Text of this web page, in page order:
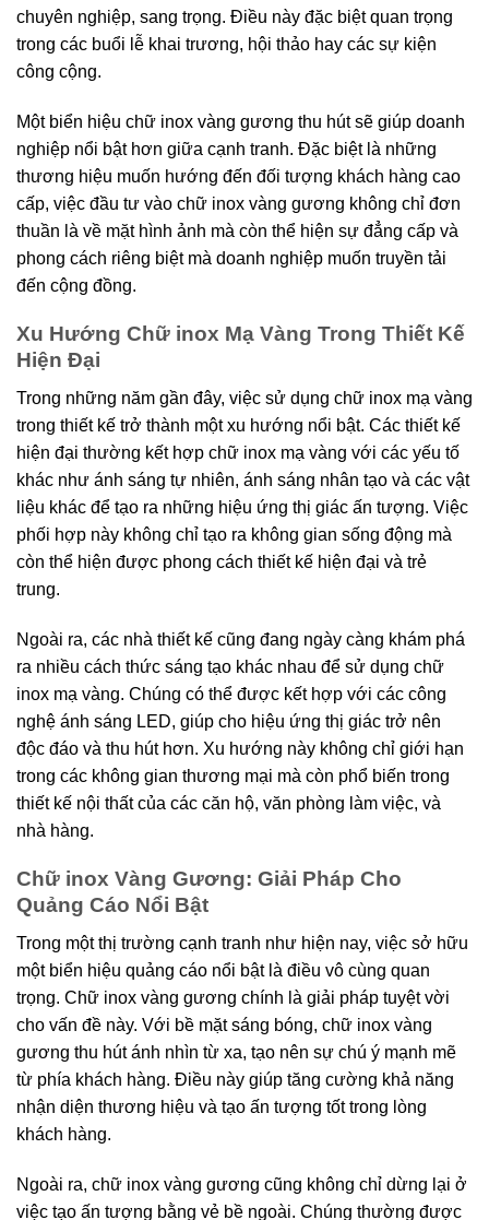
chuyên nghiệp, sang trọng. Điều này đặc biệt quan trọng
trong các buổi lễ khai trương, hội thảo hay các sự kiện
công cộng.
Một biển hiệu chữ inox vàng gương thu hút sẽ giúp doanh
nghiệp nổi bật hơn giữa cạnh tranh. Đặc biệt là những
thương hiệu muốn hướng đến đối tượng khách hàng cao
cấp, việc đầu tư vào chữ inox vàng gương không chỉ đơn
thuần là về mặt hình ảnh mà còn thể hiện sự đẳng cấp và
phong cách riêng biệt mà doanh nghiệp muốn truyền tải
đến cộng đồng.
Xu Hướng Chữ inox Mạ Vàng Trong Thiết Kế
Hiện Đại
Trong những năm gần đây, việc sử dụng chữ inox mạ vàng
trong thiết kế trở thành một xu hướng nổi bật. Các thiết kế
hiện đại thường kết hợp chữ inox mạ vàng với các yếu tố
khác như ánh sáng tự nhiên, ánh sáng nhân tạo và các vật
liệu khác để tạo ra những hiệu ứng thị giác ấn tượng. Việc
phối hợp này không chỉ tạo ra không gian sống động mà
còn thể hiện được phong cách thiết kế hiện đại và trẻ
trung.
Ngoài ra, các nhà thiết kế cũng đang ngày càng khám phá
ra nhiều cách thức sáng tạo khác nhau để sử dụng chữ
inox mạ vàng. Chúng có thể được kết hợp với các công
nghệ ánh sáng LED, giúp cho hiệu ứng thị giác trở nên
độc đáo và thu hút hơn. Xu hướng này không chỉ giới hạn
trong các không gian thương mại mà còn phổ biến trong
thiết kế nội thất của các căn hộ, văn phòng làm việc, và
nhà hàng.
Chữ inox Vàng Gương: Giải Pháp Cho
Quảng Cáo Nổi Bật
Trong một thị trường cạnh tranh như hiện nay, việc sở hữu
một biển hiệu quảng cáo nổi bật là điều vô cùng quan
trọng. Chữ inox vàng gương chính là giải pháp tuyệt vời
cho vấn đề này. Với bề mặt sáng bóng, chữ inox vàng
gương thu hút ánh nhìn từ xa, tạo nên sự chú ý mạnh mẽ
từ phía khách hàng. Điều này giúp tăng cường khả năng
nhận diện thương hiệu và tạo ấn tượng tốt trong lòng
khách hàng.
Ngoài ra, chữ inox vàng gương cũng không chỉ dừng lại ở
việc tạo ấn tượng bằng vẻ bề ngoài. Chúng thường được